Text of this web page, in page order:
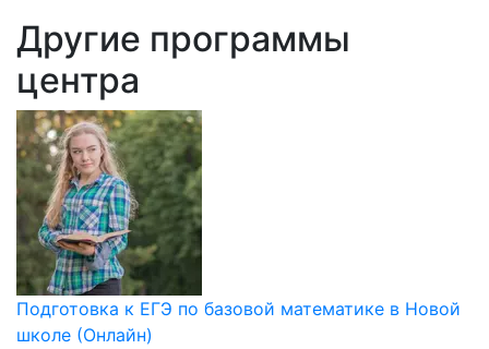
Другие программы
центра
Подготовка к ЕГЭ по базовой математике в Новой
школе (Онлайн)